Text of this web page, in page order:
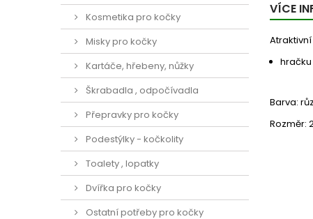
Kosmetika pro kočky
Misky pro kočky
Kartáče, hřebeny, nůžky
Škrabadla , odpočívadla
Přepravky pro kočky
Podestýlky - kočkolity
Toalety , lopatky
Dvířka pro kočky
Ostatní potřeby pro kočky
VÍCE
Barva:
Rozměr: